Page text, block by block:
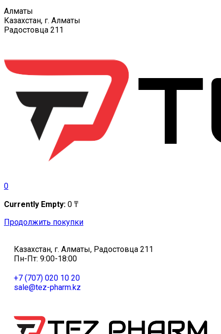
Алматы
Казахстан, г. Алматы
Радостовца 211
0
Currently Empty: 0 ₸
Продолжить покупки
Казахстан, г. Алматы, Радостовца 211
Пн-Пт: 9:00-18:00
+7 (707) 020 10 20
sale@tez-pharm.kz